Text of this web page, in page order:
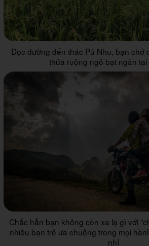
Dọc đường đến thác Pú Nhu, bạn chớ
thửa ruộng ngô bạt ngàn
Chắc hẳn bạn không còn xa lạ gì với
nhiều bạn trẻ ưa chuộng trong mọi
nhỉ